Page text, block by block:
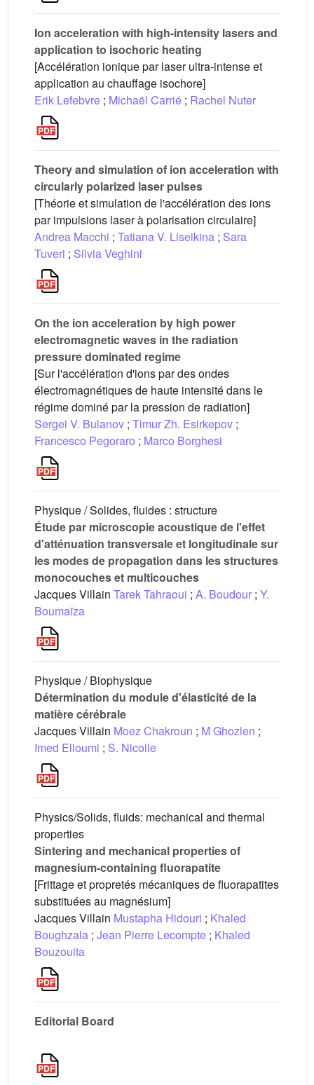
Ion acceleration with high-intensity lasers and
application to isochoric heating
[Accélération ionique par laser ultra-intense et
application au chauffage isochore]
Erik Lefebvre ; Michaël Carrié ; Rachel Nuter
Theory and simulation of ion acceleration with
circularly polarized laser pulses
[Théorie et simulation de l'accélération des ions
par impulsions laser à polarisation circulaire]
Andrea Macchi ; Tatiana V. Liseikina ; Sara
Tuveri ; Silvia Veghini
On the ion acceleration by high power
electromagnetic waves in the radiation
pressure dominated regime
[Sur l'accélération d'ions par des ondes
électromagnétiques de haute intensité dans le
régime dominé par la pression de radiation]
Sergei V. Bulanov ; Timur Zh. Esirkepov ;
Francesco Pegoraro ; Marco Borghesi
Physique / Solides, fluides : structure
Étude par microscopie acoustique de l'effet
d'atténuation transversale et longitudinale sur
les modes de propagation dans les structures
monocouches et multicouches
Jacques Villain Tarek Tahraoui ; A. Boudour ; Y.
Boumaïza
Physique / Biophysique
Détermination du module d'élasticité de la
matière cérébrale
Jacques Villain Moez Chakroun ; M Ghozlen ;
Imed Elloumi ; S. Nicolle
Physics/Solids, fluids: mechanical and thermal
properties
Sintering and mechanical properties of
magnesium-containing fluorapatite
[Frittage et propretés mécaniques de fluorapatites
substituées au magnésium]
Jacques Villain Mustapha Hidouri ; Khaled
Boughzala ; Jean Pierre Lecompte ; Khaled
Bouzouita
Editorial Board